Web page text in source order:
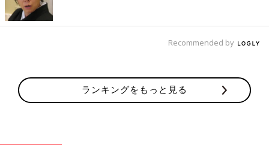
Recommended by
ランキングをもっと見る